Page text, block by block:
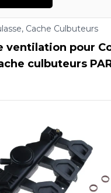
Cache Culbuteurs
ventilation pour
culbuteurs